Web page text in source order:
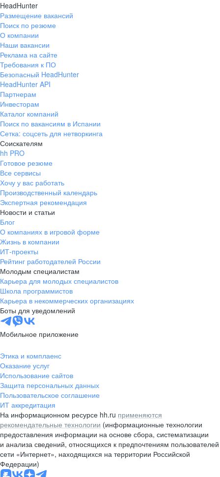
HeadHunter
Размещение вакансий
Поиск по резюме
О компании
Наши вакансии
Реклама на сайте
Требования к ПО
Безопасный HeadHunter
HeadHunter API
Партнерам
Инвесторам
Каталог компаний
Поиск по вакансиям в Испании
Сетка: соцсеть для нетворкинга
Соискателям
hh PRO
Готовое резюме
Все сервисы
Хочу у вас работать
Производственный календарь
Экспертная рекомендация
Новости и статьи
Блог
О компаниях в игровой форме
Жизнь в компании
ИТ-проекты
Рейтинг работодателей России
Молодым специалистам
Карьера для молодых специалистов
Школа программистов
Карьера в некоммерческих организациях
Боты для уведомлений
Мобильное приложение
Этика и комплаенс
Оказание услуг
Использование сайтов
Защита персональных данных
Пользовательское соглашение
ИТ аккредитация
На информационном ресурсе hh.ru применяются
рекомендательные технологии (информационные технологии
предоставления информации на основе сбора, систематизации
и анализа сведений, относящихся к предпочтениям пользователей
сети «Интернет», находящихся на территории Российской
Федерации)